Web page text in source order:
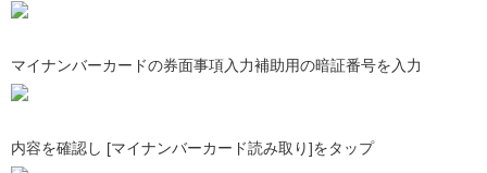
マイナンバーカードの券面事項入力補助用の暗証番号を入力
内容を確認し [マイナンバーカード読み取り]をタップ